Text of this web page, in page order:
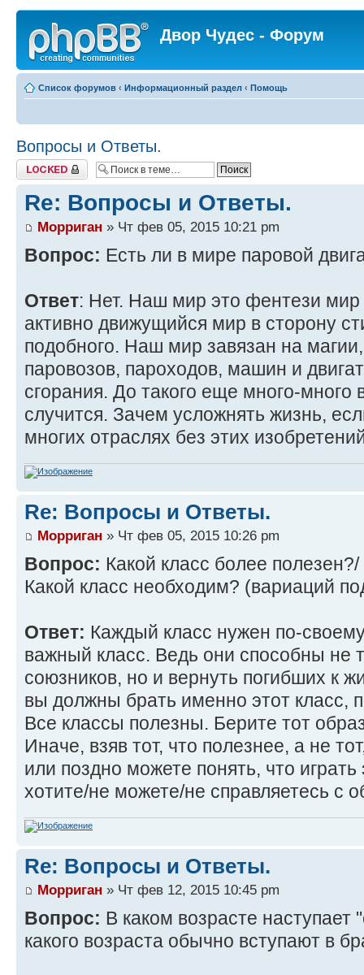
Двор Чудес - Форум
Список форумов ‹ Информационный раздел ‹ Помощь
Вопросы и Ответы.
Закрыто
Re: Вопросы и Ответы.
Морриган » Чт фев 05, 2015 10:21 pm
Вопрос: Есть ли в мире паровой
Ответ: Нет. Наш мир это фентези мир
активно движущийся мир в сторону
подобного. Наш мир завязан на
паровозов, пароходов, машин и
сгорания. До такого еще много-много
случится. Зачем усложнять жизнь,
многих отраслях без этих
Re: Вопросы и Ответы.
Морриган » Чт фев 05, 2015 10:26 pm
Вопрос: Какой класс более
Какой класс необходим? (вариаций
Ответ: Каждый класс нужен по-
важный класс. Ведь они способны не
союзников, но и вернуть погибших к
вы должны брать именно этот класс,
Все классы полезны. Берите тот
Иначе, взяв тот, что полезнее, а не
или поздно можете понять, что
хотите/не можете/не справляетесь с
Re: Вопросы и Ответы.
Морриган » Чт фев 12, 2015 10:45 pm
Вопрос: В каком возрасте
какого возраста обычно вступают в